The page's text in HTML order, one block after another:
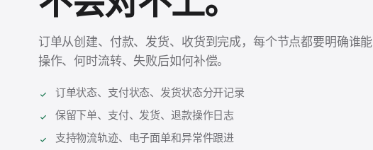
订单从创建、付款、发货、收货到完成，每个节点都要明确谁能
操作、何时流转、失败后如何补偿。
订单状态、支付状态、发货状态分开记录
保留下单、支付、发货、退款操作日志
支持物流轨迹、电子面单和异常件跟进